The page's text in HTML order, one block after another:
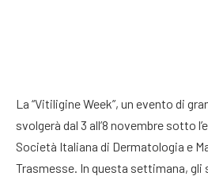
La “Vitiligine Week”, un evento di
svolgerà dal 3 all’8 novembre sotto
Società Italiana di Dermatologia e
Trasmesse. In questa settimana, gli